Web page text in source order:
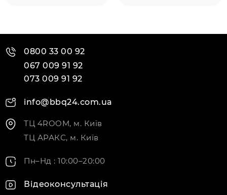
0800 33 00 92
067 009 91 92
073 009 91 92
info@bbq24.com.ua
ТЦ 4ROOM, м. Київ
ТЦ АРАКС, м. Київ
Пн–Нд : 10:00–20:00
Відеоконсультація